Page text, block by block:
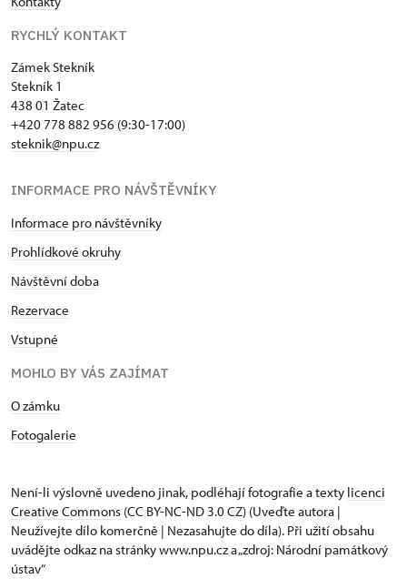
RYCHLÝ KONTAKT
Zámek Stekník
Stekník 1
438 01 Žatec
+420 778 882 956 (9:30-17:00)
steknik@npu.cz
INFORMACE PRO NÁVŠTĚVNÍKY
Informace pro návštěvníky
Prohlídkové okruhy
Návštěvní doba
Rezervace
Vstupné
MOHLO BY VÁS ZAJÍMAT
O zámku
Fotogalerie
Není-li výslovně uvedeno jinak, podléhají fotografie a texty licenci
Creative Commons (CC BY-NC-ND 3.0 CZ) (Uveďte autora |
Neužívejte dílo komerčně | Nezasahujte do díla). Při užití obsahu
uvádějte odkaz na stránky www.npu.cz a „zdroj: Národní památkový
ústav“